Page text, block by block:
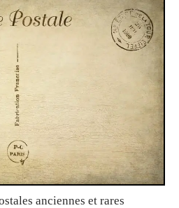
anciennes et rares